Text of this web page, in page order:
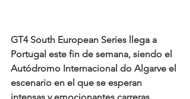
GT4 South European Series llega a
Portugal este fin de semana, siendo el
Autódromo Internacional do Algarve el
escenario en el que se esperan